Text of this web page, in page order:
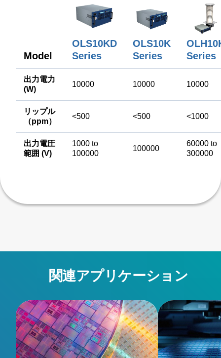
Model
OLS10KD
Series
OLS10K
Series
Series
出力電力
(W)
10000 10000 10000
リップル
（ppm）
<500 <500 <1000
出力電圧
範囲 (V)
1000 to
100000
100000
60000 to
300000
関連アプリケーション